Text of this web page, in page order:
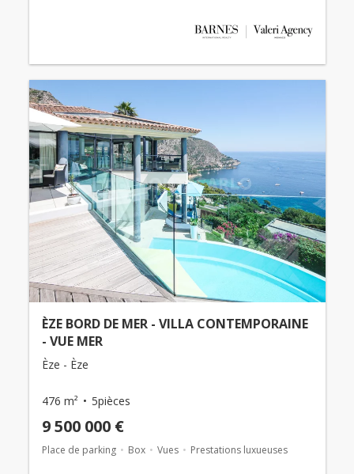
ÈZE BORD DE MER - VILLA CONTEMPORAINE
- VUE MER
Èze - Èze
476 m² 5pièces
9 500 000 €
Place de parking Box Vues Prestations luxueuses